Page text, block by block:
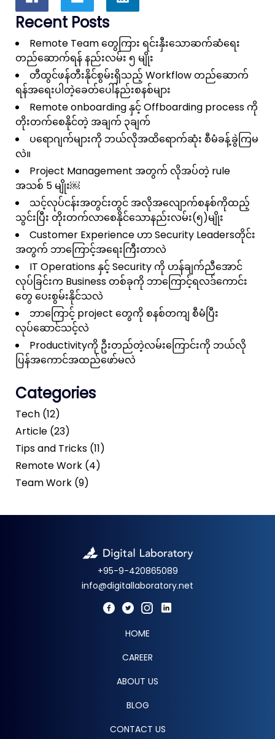
Recent Posts
Remote Team တွေကြား ရင်းနှီးသောဆက်ဆံရေး
တည်ဆောက်ရန် နည်းလမ်း ၅ မျိုး
တီထွင်ဖန်တီးနိုင်စွမ်းရှိသည့် Workflow တည်ဆောက်
ရန်အရေးပါတဲ့ခေတ်ပေါ်နည်းစနစ်များ
Remote onboarding နှင့် Offboarding process ကို
တိုးတက်စေနိုင်တဲ့ အချက် ၃ချက်
ပရောဂျက်များကို ဘယ်လိုအထိရောက်ဆုံး စီမံခန့်ခွဲကြမ
လဲ။
Project Management အတွက် လိုအပ်တဲ့ rule
အသစ် 5 မျိုး￼
သင့်လုပ်ငန်းအတွင်းတွင် အလိုအလျောက်စနစ်ကိုထည့်
သွင်းပြီး တိုးတက်လာစေနိုင်သောနည်းလမ်း(၅)မျိုး
Customer Experience ဟာ Security Leadersတိုင်း
အတွက် ဘာကြောင့်အရေးကြီးတာလဲ
IT Operations နှင့် Security ကို ဟန်ချက်ညီအောင်
လုပ်ခြင်းက Business တစ်ခုကို ဘာကြောင့်ရလဒ်ကောင်း
တွေ ပေးစွမ်းနိုင်သလဲ
ဘာကြောင့် project တွေကို စနစ်တကျ စီမံပြီး
လုပ်ဆောင်သင့်လဲ
Productivityကို ဦးတည်တဲ့လမ်းကြောင်းကို ဘယ်လို
ပြန်အကောင်အထည်ဖော်မလဲ
Categories
Tech (12)
Article (23)
Tips and Tricks (11)
Remote Work (4)
Team Work (9)
+95-9-420865089
info@digitallaboratory.net
HOME
CAREER
ABOUT US
BLOG
CONTACT US